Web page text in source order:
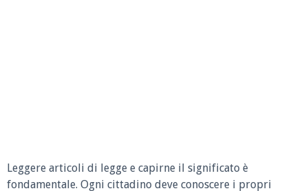
Leggere articoli di legge e capirne il significato è
fondamentale. Ogni cittadino deve conoscere i propri